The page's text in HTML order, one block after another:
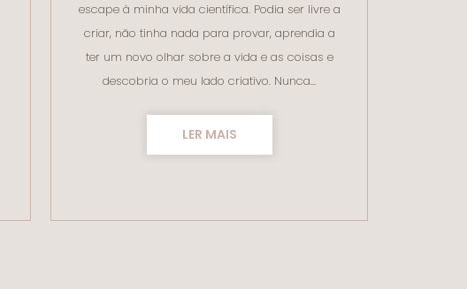
escape à minha vida científica. Podia ser livre a
criar, não tinha nada para provar, aprendia a
ter um novo olhar sobre a vida e as coisas e
descobria o meu lado criativo. Nunca…
LER MAIS